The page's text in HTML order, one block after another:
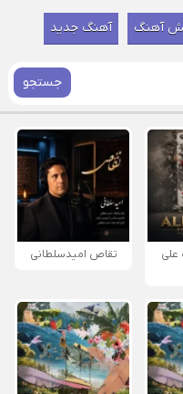
آهنگ آهنگ جدید
جستجو
علی
تقاص امیدسلطانی